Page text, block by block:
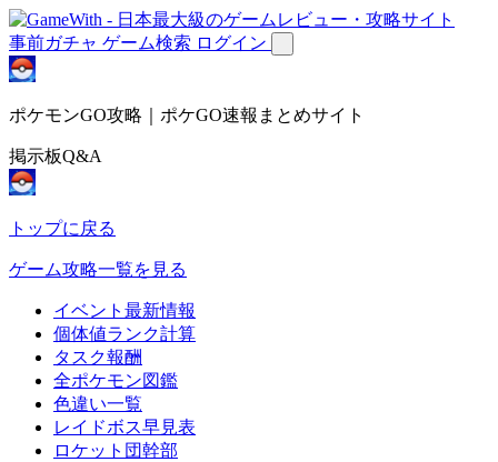
事前ガチャ ゲーム検索 ログイン
ポケモンGO攻略｜ポケGO速報まとめサイト
掲示板Q&A
トップに戻る
ゲーム攻略一覧を見る
イベント最新情報
個体値ランク計算
タスク報酬
全ポケモン図鑑
色違い一覧
レイドボス早見表
ロケット団幹部